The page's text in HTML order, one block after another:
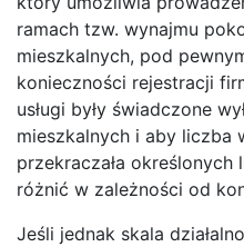
ramach tzw. wynajmu
mieszkalnych, pod
konieczności rejestracji
usługi były świadczone
mieszkalnych i aby liczba
przekraczała
różnić w zależności od
Jeśli jednak skala